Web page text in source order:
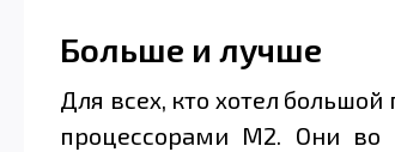
Больше и лучше
Для всех, кто хотел
процессорами M2. Они